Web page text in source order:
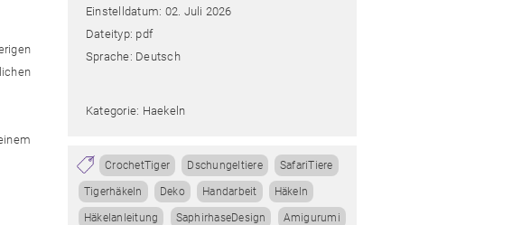
Einstelldatum: 02. Juli 2026
Dateityp: pdf
Sprache: Deutsch
Kategorie: Haekeln
CrochetTiger Dschungeltiere SafariTiere
Tigerhäkeln Deko Handarbeit Häkeln
Häkelanleitung SaphirhaseDesign Amigurumi